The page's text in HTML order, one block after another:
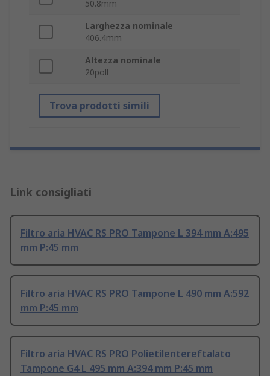
50.8mm
Larghezza nominale
406.4mm
Altezza nominale
20poll
Trova prodotti simili
Link consigliati
Filtro aria HVAC RS PRO Tampone L 394 mm A:495
mm P:45 mm
Filtro aria HVAC RS PRO Tampone L 490 mm A:592
mm P:45 mm
Filtro aria HVAC RS PRO Polietilentereftalato
Tampone G4 L 495 mm A:394 mm P:45 mm